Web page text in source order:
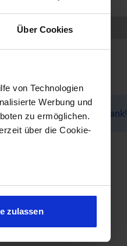
Über Cookies
von Technologien
Werbung und
zu ermöglichen.
über die Cookie-
im
zulassen
Discordmelden. Vielen Dank!